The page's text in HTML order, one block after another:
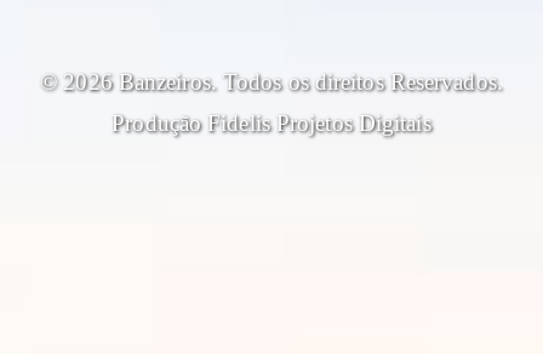
© 2026 Banzeiros. Todos os direitos Reservados.
Produção Fidelis Projetos Digitais